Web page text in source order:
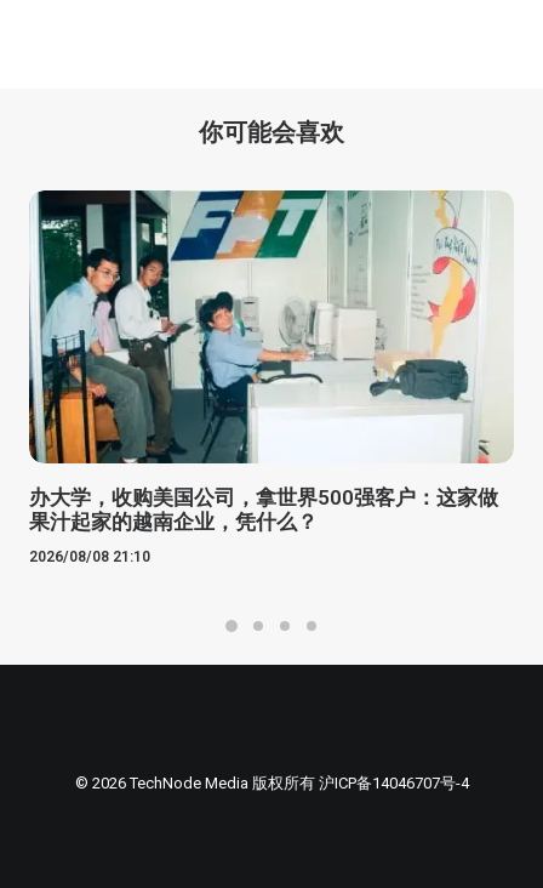
你可能会喜欢
办大学，收购美国公司，拿世界500强客户：这家做
果汁起家的越南企业，凭什么？
2026/08/08 21:10
© 2026 TechNode Media 版权所有 沪ICP备14046707号-4